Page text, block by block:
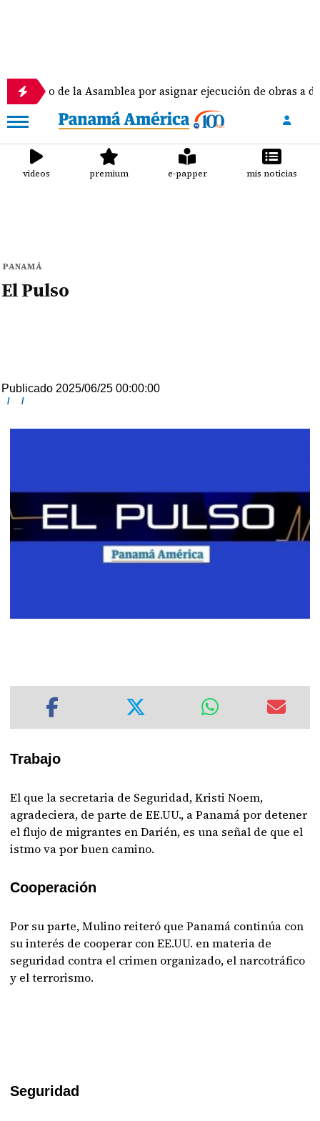
de la Asamblea por asignar ejecución de obras a
videos premium e-papper mis noticias
PANAMÁ
El Pulso
Publicado 2025/06/25 00:00:00
/ /
Trabajo
El que la secretaria de Seguridad, Kristi Noem,
agradeciera, de parte de EE.UU., a Panamá por detener
el flujo de migrantes en Darién, es una señal de que el
istmo va por buen camino.
Cooperación
Por su parte, Mulino reiteró que Panamá continúa con
su interés de cooperar con EE.UU. en materia de
seguridad contra el crimen organizado, el narcotráfico
y el terrorismo.
Seguridad